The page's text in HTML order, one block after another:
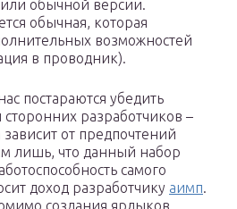
обычной версии.
обычная, которая
возможностей
в проводник).
постараются убедить
разработчиков –
от предпочтений
лишь, что данный набор
самого
доход разработчику аимп.
создания ярлыков